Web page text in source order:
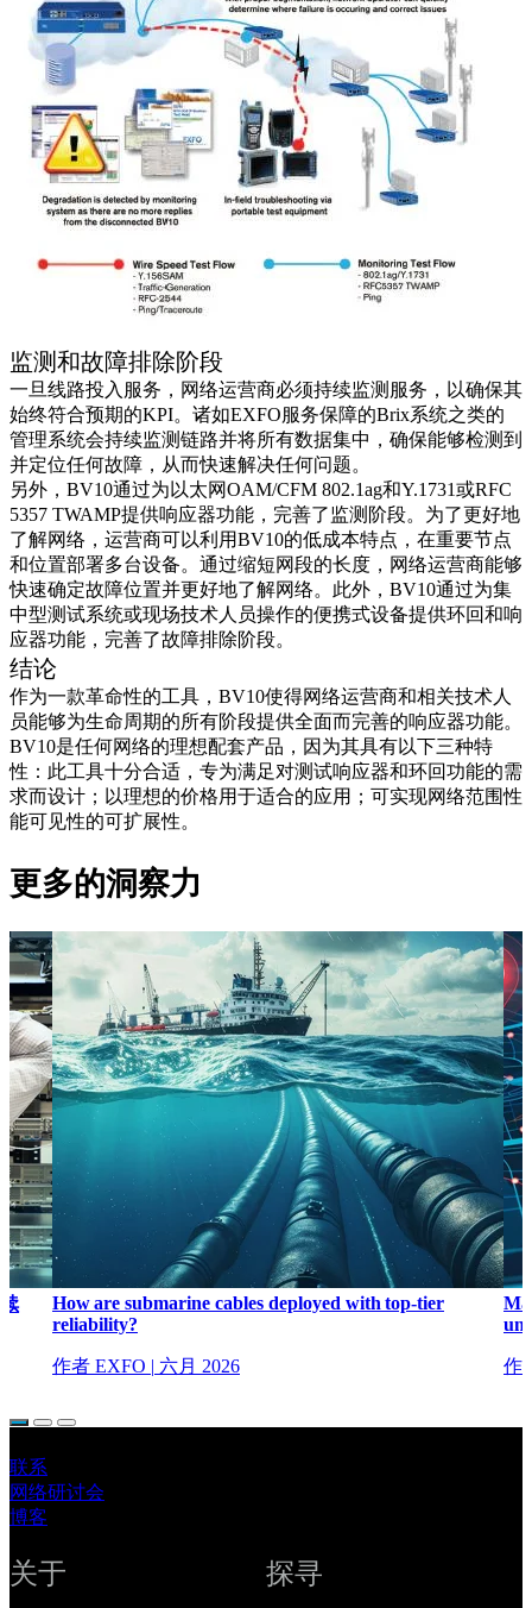
监测和故障排除阶段
一旦线路投入服务，网络运营商必须持续监测服务，以确保其
始终符合预期的KPI。诸如EXFO服务保障的Brix系统之类的
管理系统会持续监测链路并将所有数据集中，确保能够检测到
并定位任何故障，从而快速解决任何问题。
另外，BV10通过为以太网OAM/CFM 802.1ag和Y.1731或RFC
5357 TWAMP提供响应器功能，完善了监测阶段。为了更好地
了解网络，运营商可以利用BV10的低成本特点，在重要节点
和位置部署多台设备。通过缩短网段的长度，网络运营商能够
快速确定故障位置并更好地了解网络。此外，BV10通过为集
中型测试系统或现场技术人员操作的便携式设备提供环回和响
应器功能，完善了故障排除阶段。
结论
作为一款革命性的工具，BV10使得网络运营商和相关技术人
员能够为生命周期的所有阶段提供全面而完善的响应器功能。
BV10是任何网络的理想配套产品，因为其具有以下三种特
性：此工具十分合适，专为满足对测试响应器和环回功能的需
求而设计；以理想的价格用于适合的应用；可实现网络范围性
能可见性的可扩展性。
更多的洞察力
How are submarine cables deployed with top-tier
reliability?
作者 EXFO | 六月 2026 作
联系
网络研讨会
博客
关于 探寻